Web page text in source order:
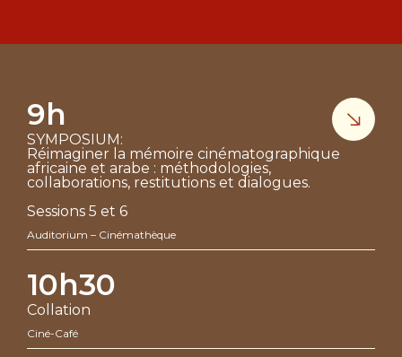
9h
SYMPOSIUM:
Réimaginer la mémoire cinématographique
africaine et arabe : méthodologies,
collaborations, restitutions et dialogues.
Sessions 5 et 6
Auditorium – Cinémathèque
10h30
Collation
Ciné-Café